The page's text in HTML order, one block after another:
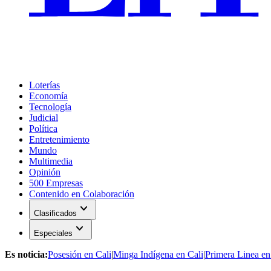
Loterías
Economía
Tecnología
Judicial
Política
Entretenimiento
Mundo
Multimedia
Opinión
500 Empresas
Contenido en Colaboración
Clasificados expand_more
Especiales expand_more
Es noticia:Posesión en Cali|Minga Indígena en Cali|Primera Linea